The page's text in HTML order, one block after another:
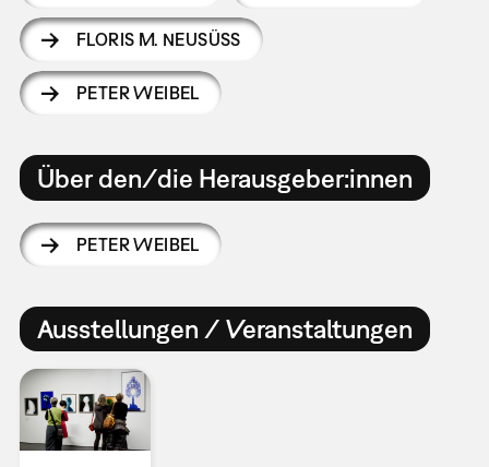
FLORIS M. NEUSÜSS
PETER WEIBEL
Über den/die Herausgeber:innen
PETER WEIBEL
Ausstellungen / Veranstaltungen